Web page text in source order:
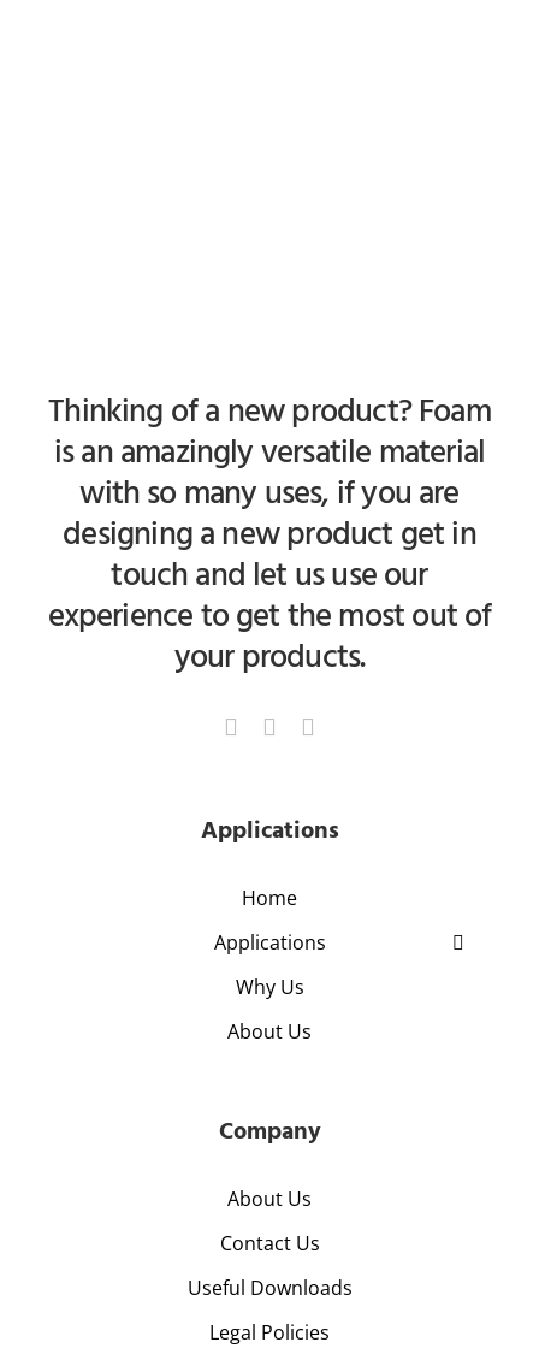
Thinking of a new product? Foam
is an amazingly versatile material
with so many uses, if you are
designing a new product get in
touch and let us use our
experience to get the most out of
your products.
Applications
Home
Applications
Why Us
About Us
Company
About Us
Contact Us
Useful Downloads
Legal Policies